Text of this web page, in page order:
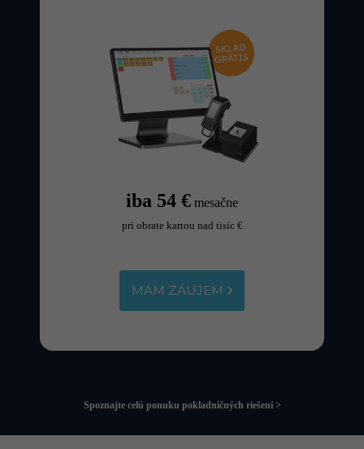
iba 54 € mesačne
pri obrate kartou nad tisíc €
MÁM ZÁUJEM
Spoznajte celú ponuku pokladničných riešení >